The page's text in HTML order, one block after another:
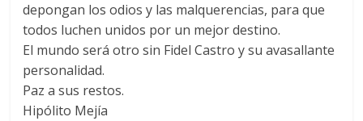
depongan los odios y las malquerencias, para que
todos luchen unidos por un mejor destino.
El mundo será otro sin Fidel Castro y su avasallante
personalidad.
Paz a sus restos.
Hipólito Mejía